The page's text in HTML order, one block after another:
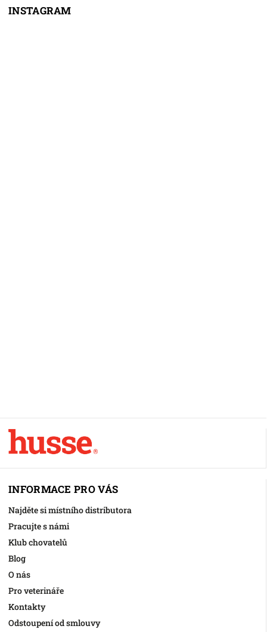
INFORMACE PRO VÁS
Najděte si místního distributora
Pracujte s námi
Klub chovatelů
Blog
O nás
Pro veterináře
Kontakty
Odstoupení od smlouvy
INSTAGRAM